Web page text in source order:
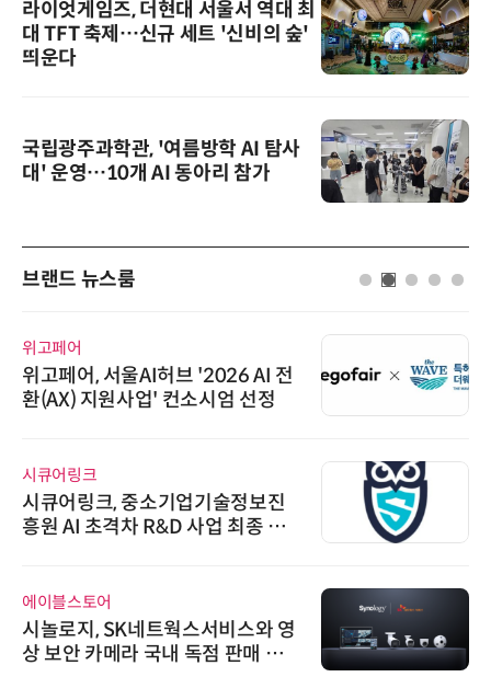
라이엇게임즈, 더현대 서울서 역대 최
대 TFT 축제…신규 세트 '신비의 숲'
띄운다
국립광주과학관, '여름방학 AI 탐사
대' 운영…10개 AI 동아리 참가
브랜드 뉴스룸
위고페어
위고페어, 서울AI허브 '2026 AI 전
환(AX) 지원사업' 컨소시엄 선정
시큐어링크
시큐어링크, 중소기업기술정보진
흥원 AI 초격차 R&D 사업 최종 선
에이블스토어
시놀로지, SK네트웍스서비스와 영
상 보안 카메라 국내 독점 판매 파